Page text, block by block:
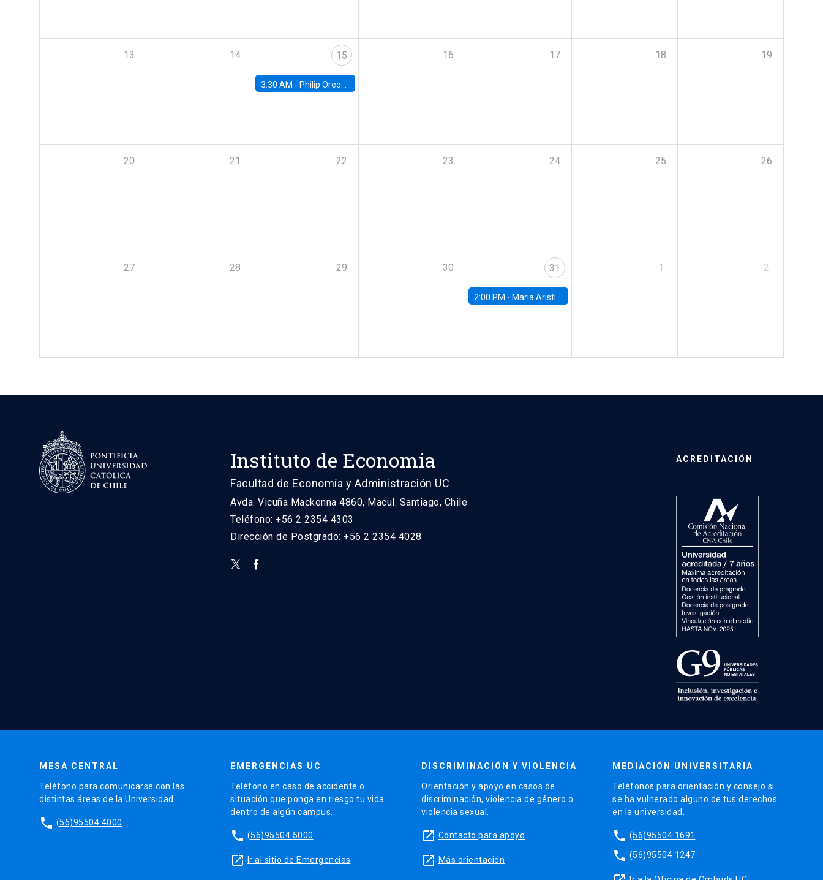
13 14 15
3:30 AM - Philip Oreopolous, University of Toronto
16 17 18 19
20 21 22 23 24 25 26
27 28 29 30 31
2:00 PM - Maria Aristizabal-Ramirez, FED Board
1 2
Instituto de Economía
Facultad de Economía y Administración UC
Avda. Vicuña Mackenna 4860, Macul. Santiago, Chile
Teléfono: +56 2 2354 4303
Dirección de Postgrado: +56 2 2354 4028
ACREDITACIÓN
MESA CENTRAL
Teléfono para comunicarse con las
distintas áreas de la Universidad.
phone (56)95504 4000
EMERGENCIAS UC
Teléfono en caso de accidente o
situación que ponga en riesgo tu vida
dentro de algún campus.
phone (56)95504 5000
launch Ir al sitio de Emergencias
DISCRIMINACIÓN Y VIOLENCIA
Orientación y apoyo en casos de
discriminación, violencia de género o
violencia sexual.
launch Contacto para apoyo
launch Más orientación
MEDIACIÓN UNIVERSITARIA
Teléfonos para orientación y consejo si
se ha vulnerado alguno de tus derechos
en la universidad.
phone (56)95504 1691
phone (56)95504 1247